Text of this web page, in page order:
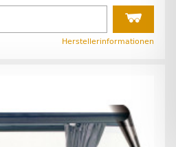
Herstellerinformationen